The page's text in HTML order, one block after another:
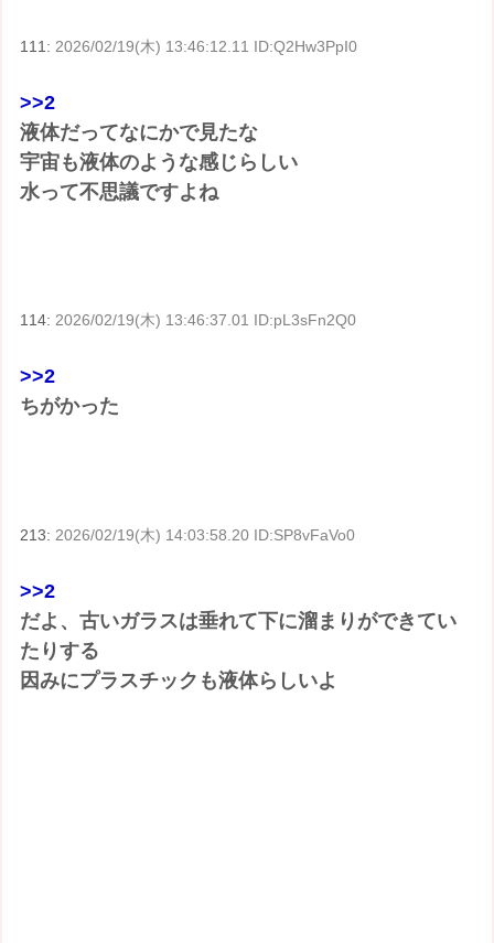
111: 2026/02/19(木) 13:46:12.11 ID:Q2Hw3PpI0
>>2
液体だってなにかで見たな
宇宙も液体のような感じらしい
水って不思議ですよね
114: 2026/02/19(木) 13:46:37.01 ID:pL3sFn2Q0
>>2
ちがかった
213: 2026/02/19(木) 14:03:58.20 ID:SP8vFaVo0
>>2
だよ、古いガラスは垂れて下に溜まりができてい
たりする
因みにプラスチックも液体らしいよ